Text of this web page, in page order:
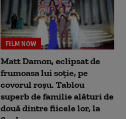
FILM NOW
Matt Damon, eclipsat de
frumoasa lui soție, pe
covorul roșu. Tablou
superb de familie alături de
două dintre fiicele lor, la